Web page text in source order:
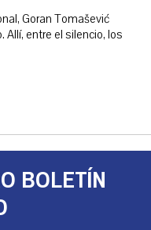
Goran Tomašević
Allí, entre el silencio, los
BOLETÍN